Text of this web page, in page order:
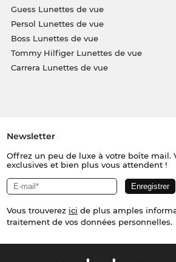
Guess Lunettes de vue
Persol Lunettes de vue
Boss Lunettes de vue
Tommy Hilfiger Lunettes de vue
Carrera Lunettes de vue
Newsletter
Offrez un peu de luxe à votre boîte mail.
exclusives et bien plus vous attendent !
Vous trouverez ici de plus amples
traitement de vos données personnelles.